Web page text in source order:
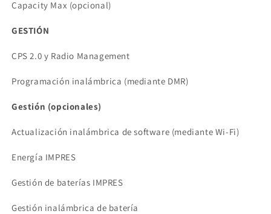
Capacity Max (opcional)
GESTIÓN
CPS 2.0 y Radio Management
Programación inalámbrica (mediante DMR)
Gestión (opcionales)
Actualización inalámbrica de software (mediante Wi-Fi)
Energía IMPRES
Gestión de baterías IMPRES
Gestión inalámbrica de batería